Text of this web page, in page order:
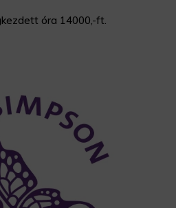
óra 14000,-ft.